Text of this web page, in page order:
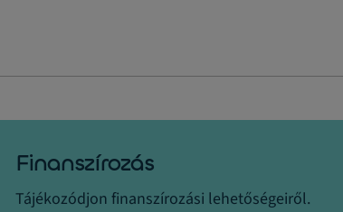
Finanszírozás
Tájékozódjon finanszírozási lehetőségeiről.